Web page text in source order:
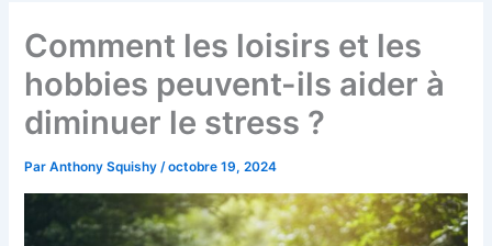
Comment les loisirs et les
hobbies peuvent-ils aider à
diminuer le stress ?
ParAnthony Squishy/octobre 19, 2024